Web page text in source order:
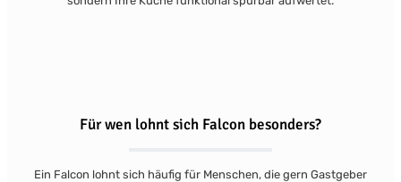
Für wen lohnt sich Falcon besonders?
Ein Falcon lohnt sich häufig für Menschen, die gern Gastgeber